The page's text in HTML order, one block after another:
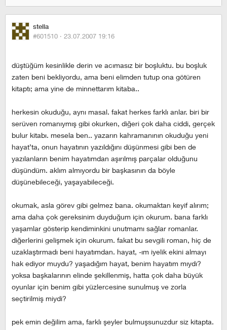
stella
#601510 · 23.07.2007 19:16
düştüğüm kesinlikle derin ve acımasız bir boşluktu. bu boşluk
zaten beni bekliyordu, ama beni elimden tutup ona götüren
kitaptı; ama yine de minnettarım kitaba..
herkesin okuduğu, aynı masal. fakat herkes farklı anlar. biri bir
serüven romanıymış gibi okurken, diğeri çok daha ciddi, gerçek
bulur kitabı. mesela ben.. yazarın kahramanının okuduğu yeni
hayat’ta, onun hayatının yazıldığını düşünmesi gibi ben de
yazılanların benim hayatımdan aşırılmış parçalar olduğunu
düşündüm. aklım almıyordu bir başkasının da böyle
düşünebileceği, yaşayabileceği.
okumak, asla görev gibi gelmez bana. okumaktan keyif alırım;
ama daha çok gereksinim duyduğum için okurum. bana farklı
yaşamlar gösterip kendiminkini unutmamı sağlar romanlar.
diğerlerini gelişmek için okurum. fakat bu sevgili roman, hiç de
uzaklaştırmadı beni hayatımdan. hayat, -ım iyelik ekini almayı
hak ediyor muydu? yaşadığım hayat, benim hayatım mıydı?
yoksa başkalarının elinde şekillenmiş, hatta çok daha büyük
oyunlar için benim gibi yüzlercesine sunulmuş ve zorla
seçtirilmiş miydi?
pek emin değilim ama, farklı şeyler bulmuşsunuzdur siz kitapta.